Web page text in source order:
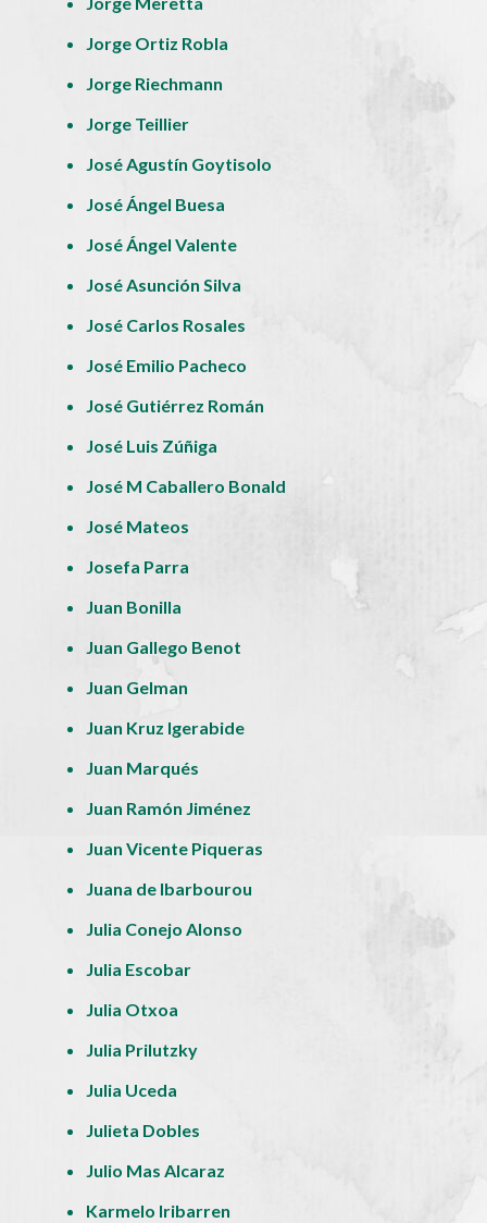
Jorge Ortiz Robla
Jorge Riechmann
Jorge Teillier
José Agustín Goytisolo
José Ángel Buesa
José Ángel Valente
José Asunción Silva
José Carlos Rosales
José Emilio Pacheco
José Gutiérrez Román
José Luis Zúñiga
José M Caballero Bonald
José Mateos
Josefa Parra
Juan Bonilla
Juan Gallego Benot
Juan Gelman
Juan Kruz Igerabide
Juan Marqués
Juan Ramón Jiménez
Juan Vicente Piqueras
Juana de Ibarbourou
Julia Conejo Alonso
Julia Escobar
Julia Otxoa
Julia Prilutzky
Julia Uceda
Julieta Dobles
Julio Mas Alcaraz
Karmelo Iribarren